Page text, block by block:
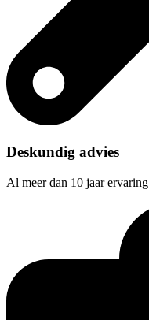
Deskundig advies
Al meer dan 10 jaar ervaring